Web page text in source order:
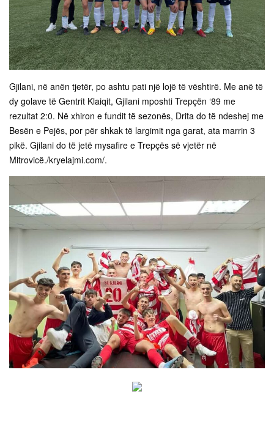
Gjilani, në anën tjetër, po ashtu pati një lojë të vështirë. Me anë të
dy golave të Gentrit Klaiqit, Gjilani mposhti Trepçën ‘89 me
rezultat 2:0. Në xhiron e fundit të sezonës, Drita do të ndeshej me
Besën e Pejës, por për shkak të largimit nga garat, ata marrin 3
pikë. Gjilani do të jetë mysafire e Trepçës së vjetër në
Mitrovicë./kryelajmi.com/.